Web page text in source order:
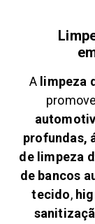
A limpeza
profundas,
de limpeza
de bancos
tecido,